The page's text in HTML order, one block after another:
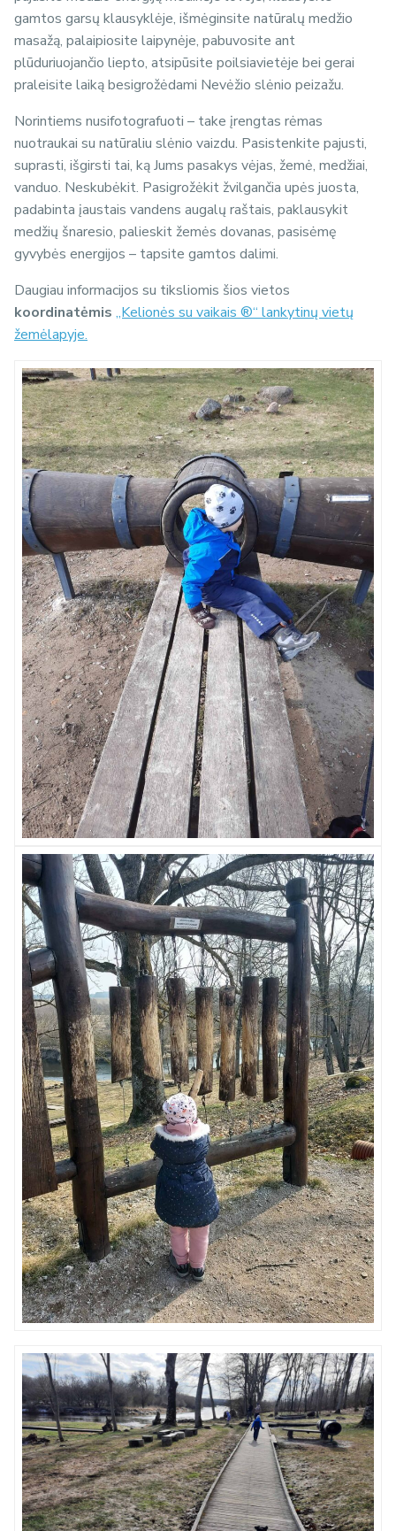
gamtos garsų klausyklėje, išmėginsite natūralų medžio
masažą, palaipiosite laipynėje, pabuvosite ant
plūduriuojančio liepto, atsipūsite poilsiavietėje bei gerai
praleisite laiką besigrožėdami Nevėžio slėnio peizažu.
Norintiems nusifotografuoti – take įrengtas rėmas
nuotraukai su natūraliu slėnio vaizdu. Pasistenkite pajusti,
suprasti, išgirsti tai, ką Jums pasakys vėjas, žemė, medžiai,
vanduo. Neskubėkit. Pasigrožėkit žvilgančia upės juosta,
padabinta įaustais vandens augalų raštais, paklausykit
medžių šnaresio, palieskit žemės dovanas, pasisėmę
gyvybės energijos – tapsite gamtos dalimi.
Daugiau informacijos su tiksliomis šios vietos
koordinatėmis „Kelionės su vaikais ®“ lankytinų vietų
žemėlapyje.